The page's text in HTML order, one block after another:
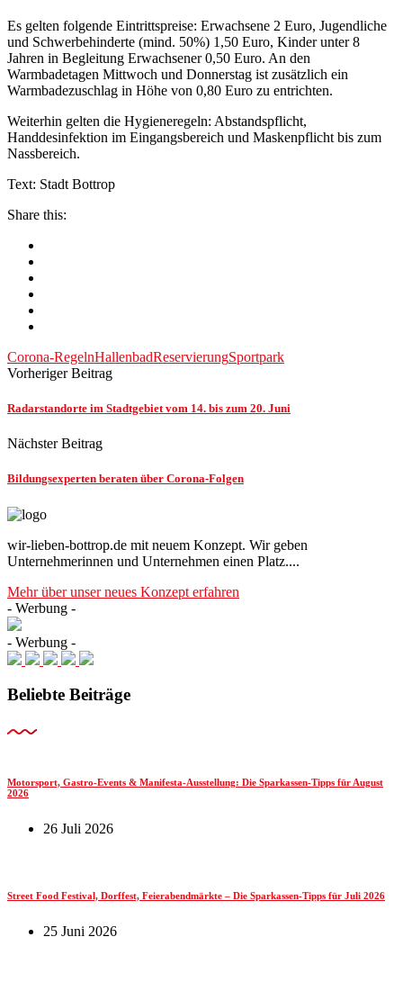
Es gelten folgende Eintrittspreise: Erwachsene 2 Euro, Jugendliche
und Schwerbehinderte (mind. 50%) 1,50 Euro, Kinder unter 8
Jahren in Begleitung Erwachsener 0,50 Euro. An den
Warmbadetagen Mittwoch und Donnerstag ist zusätzlich ein
Warmbadezuschlag in Höhe von 0,80 Euro zu entrichten.
Weiterhin gelten die Hygieneregeln: Abstandspflicht,
Handdesinfektion im Eingangsbereich und Maskenpflicht bis zum
Nassbereich.
Text: Stadt Bottrop
Share this:
Corona-RegelnHallenbadReservierungSportpark
Vorheriger Beitrag
Radarstandorte im Stadtgebiet vom 14. bis zum 20. Juni
Nächster Beitrag
Bildungsexperten beraten über Corona-Folgen
wir-lieben-bottrop.de mit neuem Konzept. Wir geben
Unternehmerinnen und Unternehmen einen Platz....
Mehr über unser neues Konzept erfahren
- Werbung -
- Werbung -
Beliebte Beiträge
Motorsport, Gastro-Events & Manifesta-Ausstellung: Die Sparkassen-Tipps für August
2026
26 Juli 2026
Street Food Festival, Dorffest, Feierabendmärkte – Die Sparkassen-Tipps für Juli 2026
25 Juni 2026